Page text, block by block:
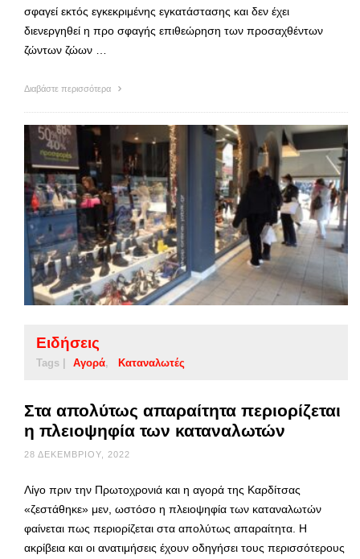
σφαγεί εκτός εγκεκριμένης εγκατάστασης και δεν έχει
διενεργηθεί η προ σφαγής επιθεώρηση των προσαχθέντων
ζώντων ζώων …
Διαβάστε περισσότερα
Ειδήσεις
Tags | Αγορά Καταναλωτές
Στα απολύτως απαραίτητα περιορίζεται
η πλειοψηφία των καταναλωτών
28 ΔΕΚΕΜΒΡΊΟΥ, 2022
Λίγο πριν την Πρωτοχρονιά και η αγορά της Καρδίτσας
«ζεστάθηκε» μεν, ωστόσο η πλειοψηφία των καταναλωτών
φαίνεται πως περιορίζεται στα απολύτως απαραίτητα. Η
ακρίβεια και οι ανατιμήσεις έχουν οδηγήσει τους περισσότερους